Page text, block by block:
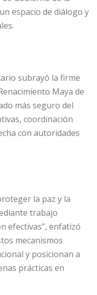
espacio de diálogo y
subrayó la firme
Maya de
más seguro del
coordinación
con autoridades
la paz y la
trabajo
efectivas”, enfatizó
mecanismos
y posicionan a
prácticas en